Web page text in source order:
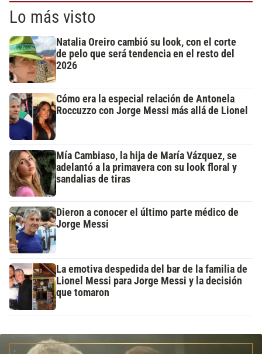
Lo más visto
Natalia Oreiro cambió su look, con el corte
de pelo que será tendencia en el resto del
2026
Cómo era la especial relación de Antonela
Roccuzzo con Jorge Messi más allá de Lionel
Mía Cambiaso, la hija de María Vázquez, se
adelantó a la primavera con su look floral y
sandalias de tiras
Dieron a conocer el último parte médico de
Jorge Messi
La emotiva despedida del bar de la familia de
Lionel Messi para Jorge Messi y la decisión
que tomaron